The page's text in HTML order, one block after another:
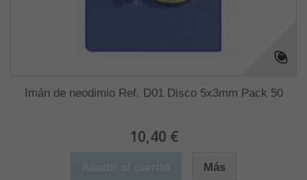
Imán de neodimio Ref. D01 Disco 5x3mm Pack 50
10,40 €
Más